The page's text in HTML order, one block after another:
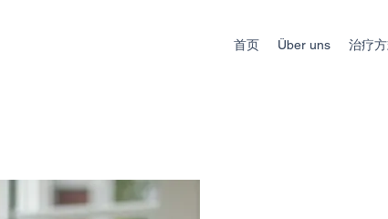
首页 Über uns 治疗